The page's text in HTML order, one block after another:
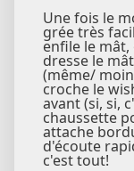
Une fois le
grée très
enfile le mât,
dresse le
(même/
croche le
avant (si, si,
chaussette
attache
d'écoute
c'est tout!